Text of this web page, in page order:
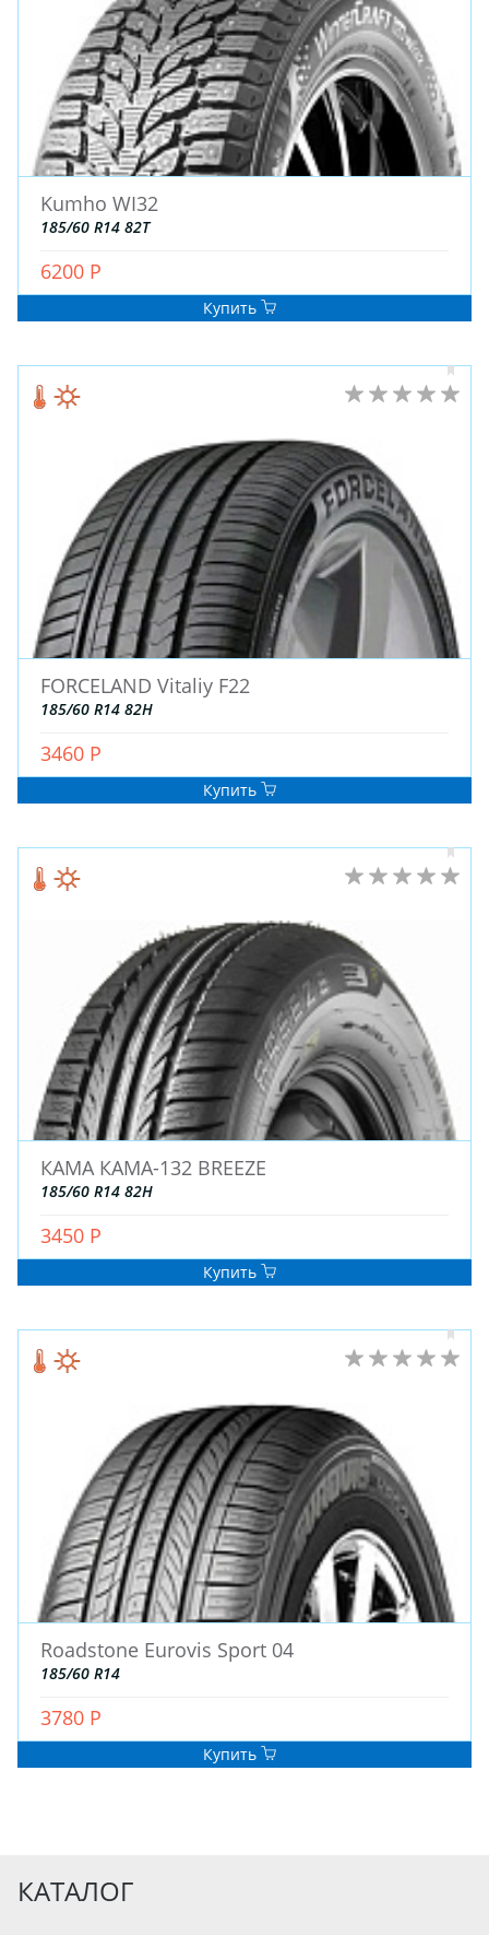
ЗИМНИЕ
ДЛЯ ГРУЗОВЫХ АВТО
ДЛЯ СПЕЦТЕХНИКИ
ДЛЯ ГРУЗОВЫХ АВТО
ДЛЯ ГРУЗОВЫХ АВТО
ДЛЯ ЛЕГКОВЫХ АВТО
ШИНЫ
АККУМУЛЯТОРЫ
Kumho WI32
185/60 R14 82T
6200 Р
Купить
FORCELAND Vitaliy F22
185/60 R14 82H
3460 Р
Купить
КАМА КАМА-132 BREEZE
185/60 R14 82H
3450 Р
Купить
Roadstone Eurovis Sport 04
185/60 R14
3780 Р
Купить
КАТАЛОГ